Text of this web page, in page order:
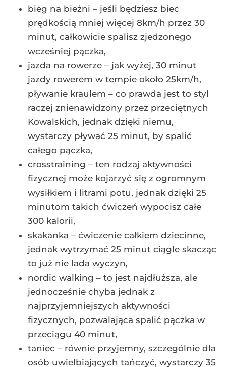
bieg na bieżni – jeśli będziesz biec
prędkością mniej więcej 8km/h przez 30
minut, całkowicie spalisz zjedzonego
wcześniej pączka,
jazda na rowerze – jak wyżej, 30 minut
jazdy rowerem w tempie około 25km/h,
pływanie kraulem – co prawda jest to styl
raczej znienawidzony przez przeciętnych
Kowalskich, jednak dzięki niemu,
wystarczy pływać 25 minut, by spalić
całego pączka,
crosstraining – ten rodzaj aktywności
fizycznej może kojarzyć się z ogromnym
wysiłkiem i litrami potu, jednak dzięki 25
minutom takich ćwiczeń wypocisz całe
300 kalorii,
skakanka – ćwiczenie całkiem dziecinne,
jednak wytrzymać 25 minut ciągle skacząc
to już nie lada wyczyn,
nordic walking – to jest najdłuższa, ale
jednocześnie chyba jednak z
najprzyjemniejszych aktywności
fizycznych, pozwalająca spalić pączka w
przeciągu 40 minut,
taniec – równie przyjemny, szczególnie dla
osób uwielbiających tańczyć, wystarczy 35